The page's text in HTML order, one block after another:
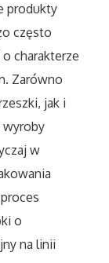
produkty
często
charakterze
Zarówno
jak i
wyroby
w
o
na linii